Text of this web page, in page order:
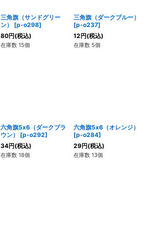
三角旗（サンドグリー
ン）
[p-o298]
80円(税込)
在庫数 15個
三角旗（ダークブルー）
[p-o237]
12円(税込)
在庫数 5個
六角旗5x6（ダークブラ
ウン）
[p-o292]
34円(税込)
在庫数 18個
六角旗5x6（オレンジ）
[p-o284]
29円(税込)
在庫数 13個